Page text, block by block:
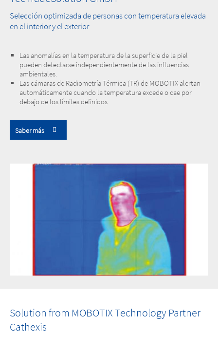
Selección optimizada de personas con temperatura elevada
en el interior y el exterior
Las anomalías en la temperatura de la superficie de la piel
pueden detectarse independientemente de las influencias
ambientales.
Las cámaras de Radiometría Térmica (TR) de MOBOTIX alertan
automáticamente cuando la temperatura excede o cae por
debajo de los límites definidos
Saber más
Solution from MOBOTIX Technology Partner
Cathexis